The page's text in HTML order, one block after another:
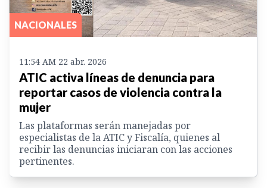
NACIONALES
11:54 AM 22 abr. 2026
ATIC activa líneas de denuncia para
reportar casos de violencia contra la
mujer
Las plataformas serán manejadas por
especialistas de la ATIC y Fiscalía, quienes al
recibir las denuncias iniciaran con las acciones
pertinentes.